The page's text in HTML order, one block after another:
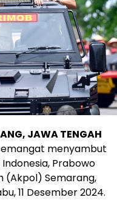
JAWA TENGAH
menyambut
Prabowo
(Akpol) Semarang,
11 Desember 2024.